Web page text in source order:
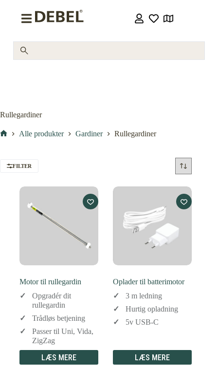
Rullegardiner
Alle produkter Gardiner Rullegardiner
FILTER
Motor til rullegardin
Opgradér dit
rullegardin
Trådløs betjening
Passer til Uni, Vida,
ZigZag
LÆS MERE
Oplader til batterimotor
3 m ledning
Hurtig opladning
5v USB-C
LÆS MERE